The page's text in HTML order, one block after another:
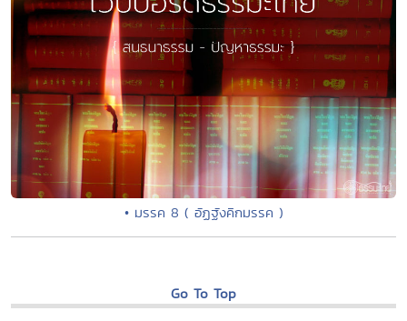
• มรรค 8 ( อัฏฐังคิกมรรค )
Go To Top